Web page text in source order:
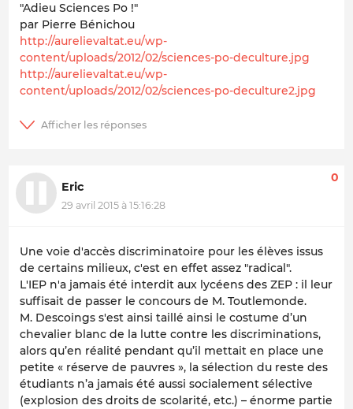
"Adieu Sciences Po !"
par Pierre Bénichou
http://aurelievaltat.eu/wp-
content/uploads/2012/02/sciences-po-deculture.jpg
http://aurelievaltat.eu/wp-
content/uploads/2012/02/sciences-po-deculture2.jpg
Eric
29 avril 2015 à 15:16:28
0
Une voie d'accès discriminatoire pour les élèves issus
de certains milieux, c'est en effet assez "radical".
L'IEP n'a jamais été interdit aux lycéens des ZEP : il leur
suffisait de passer le concours de M. Toutlemonde.
M. Descoings s'est ainsi taillé ainsi le costume d’un
chevalier blanc de la lutte contre les discriminations,
alors qu’en réalité pendant qu’il mettait en place une
petite « réserve de pauvres », la sélection du reste des
étudiants n’a jamais été aussi socialement sélective
(explosion des droits de scolarité, etc.) – énorme partie